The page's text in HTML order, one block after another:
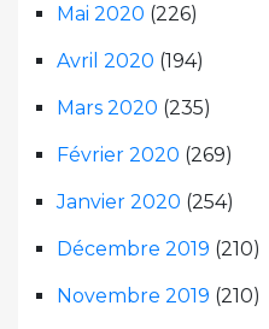
Mai 2020 (226)
Avril 2020 (194)
Mars 2020 (235)
Février 2020 (269)
Janvier 2020 (254)
Décembre 2019 (210)
Novembre 2019 (210)